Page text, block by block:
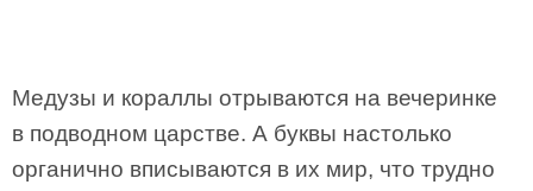
Медузы и кораллы отрываются на вечеринке
в подводном царстве. А буквы настолько
органично вписываются в их мир, что трудно